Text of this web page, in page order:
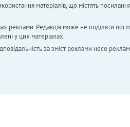
матеріалів, що містять
реклами. Редакція може не поділяти
у цих матеріалах.
за зміст реклами несе